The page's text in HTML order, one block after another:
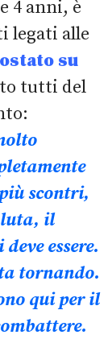
4 anni, è
legati alle
su
tutti del
scontri,
il
essere.
tornando.
qui per il